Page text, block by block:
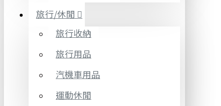
旅行/休閒
旅行收納
旅行用品
汽機車用品
運動休閒